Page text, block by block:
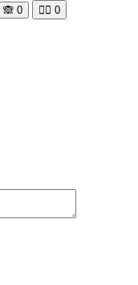
🙈 0 🧘‍♀️ 0